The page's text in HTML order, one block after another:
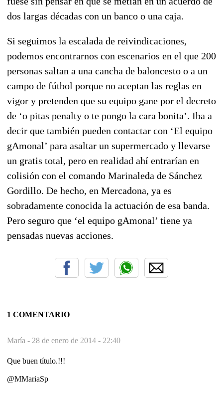
dos largas décadas con un banco o una caja.
Si seguimos la escalada de reivindicaciones,
podemos encontrarnos con escenarios en el que 200
personas saltan a una cancha de baloncesto o a un
campo de fútbol porque no aceptan las reglas en
vigor y pretenden que su equipo gane por el decreto
de ‘o pitas penalty o te pongo la cara bonita’. Iba a
decir que también pueden contactar con ‘El equipo
gAmonal’ para asaltar un supermercado y llevarse
un gratis total, pero en realidad ahí entrarían en
colisión con el comando Marinaleda de Sánchez
Gordillo. De hecho, en Mercadona, ya es
sobradamente conocida la actuación de esa banda.
Pero seguro que ‘el equipo gAmonal’ tiene ya
pensadas nuevas acciones.
1 COMENTARIO
María - 28 de enero de 2014 - 22:40
Que buen título.!!!
@MMariaSp